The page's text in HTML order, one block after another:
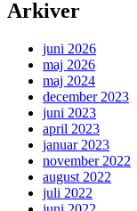
Arkiver
juni 2026
maj 2026
maj 2024
december 2023
juni 2023
april 2023
januar 2023
november 2022
august 2022
juli 2022